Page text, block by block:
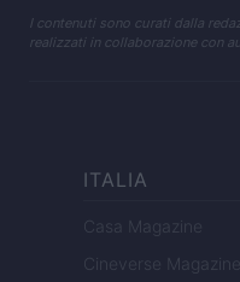
I contenuti sono curati dalla
realizzati in collaborazione con
ITALIA
Casa Magazine
Cineverse Magazine